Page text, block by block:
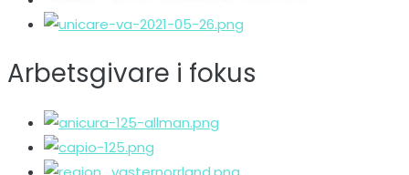
Arbetsgivare i fokus